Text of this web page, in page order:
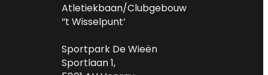
Atletiekbaan/Clubgebouw
‘’t Wisselpunt’
Sportpark De Wieën
Sportlaan 1,